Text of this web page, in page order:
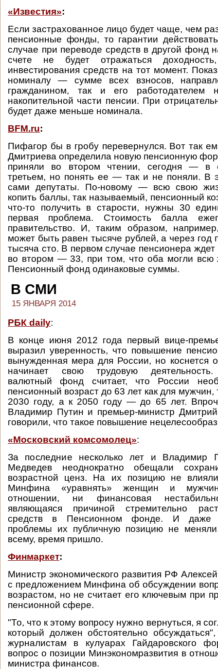
«Известия»:
Если застрахованное лицо будет чаще, чем
пенсионные фонды, то гарантии
случае при переводе средств в другой фонд
счете не будет отражаться
инвестирования средств на тот момент.
номиналу — сумме всех взносов,
гражданином, так и его работодателем
накопительной части пенсии. При
будет даже меньше номинала.
BFM.ru:
Пифагор бы в гробу перевернулся. Вот так
Дмитриева определила новую пенсионную
приняли во втором чтении, сегодня — в
третьем, но понять ее — так и не поняли. В
сами депутаты. По-новому — всю свою
копить баллы, так называемый, пенсионный
что-то получить в старости, нужны 30
первая проблема. Стоимость балла
правительство. И, таким образом,
может быть равен тысяче рублей, а через год
тысяча сто. В первом случае пенсионера ждет
во втором — 33, при том, что оба могли всю
Пенсионный фонд одинаковые суммы.
В СМИ
15 ЯНВАРЯ 2014
РБК daily:
В конце июня 2012 года первый вице-
выразил уверенность, что повышение
вынужденная мера для России, но коснется
начинает свою трудовую
валютный фонд считает, что России
пенсионный возраст до 63 лет как для
2030 году, а к 2050 году — до 65 лет.
Владимир Путин и премьер-министр
говорили, что такое повышение
«Московский комсомолец»:
За последние несколько лет и Владимир
Медведев неоднократно обещали
возрастной ценз. На их позицию не
Минфина «уравнять» женщин и
отношении, ни финансовая
являющаяся причиной стремительно
средств в Пенсионном фонде. И даже
проблемы их публичную позицию не
всему, время пришло.
Финмаркет:
Министр экономического развития РФ
с предложением Минфина об обсуждении
возрастом, но не считает его ключевым при
пенсионной сфере.
"То, что к этому вопросу нужно вернуться, я
который должен обстоятельно
журналистам в кулуарах Гайдаровского
вопрос о позиции Минэкономразвития в
министра финансов.